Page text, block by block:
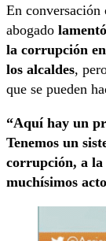
En conversación
abogado
la corrupción
los alcaldes,
que se pueden
“Aquí hay un
Tenemos un
corrupción, a la
muchísimos